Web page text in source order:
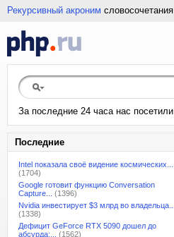
Рекурсивный акроним словосочетания
За последние 24 часа нас посетили
Последние
Intel показала своё видение космических...
(1704)
Google готовит функцию Conversation
Capture...
(1396)
Nvidia инвестирует $3 млрд во владельца...
(1338)
Дефицит GeForce RTX 5090 дошел до
абсурда:...
(1562)